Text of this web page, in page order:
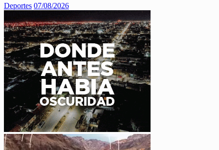
Deportes 07/08/2026